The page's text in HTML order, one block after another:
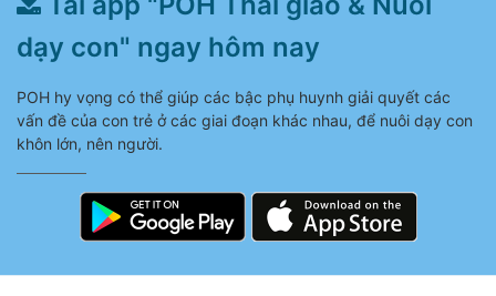
dạy con" ngay hôm nay
POH hy vọng có thể giúp các bậc phụ huynh giải quyết các
vấn đề của con trẻ ở các giai đoạn khác nhau, để nuôi dạy con
khôn lớn, nên người.